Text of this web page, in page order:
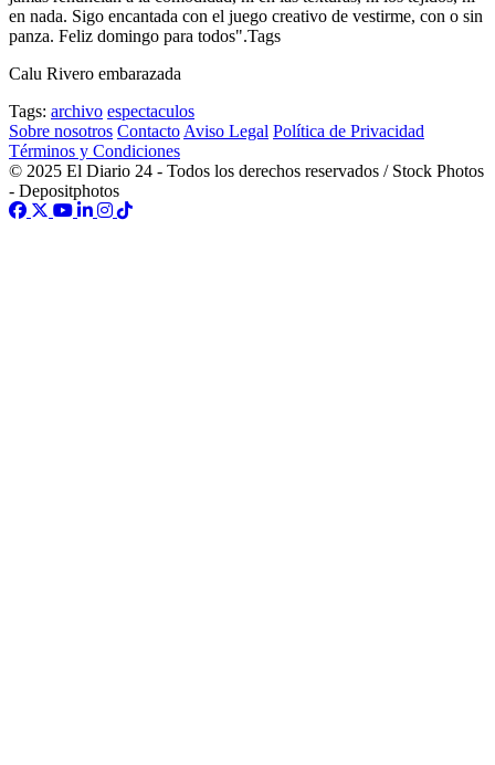
en nada. Sigo encantada con el juego creativo de vestirme, con o sin
panza. Feliz domingo para todos".Tags
Calu Rivero embarazada
Tags: archivo espectaculos
Sobre nosotros Contacto Aviso Legal Política de Privacidad
Términos y Condiciones
© 2025 El Diario 24 - Todos los derechos reservados / Stock Photos
- Depositphotos